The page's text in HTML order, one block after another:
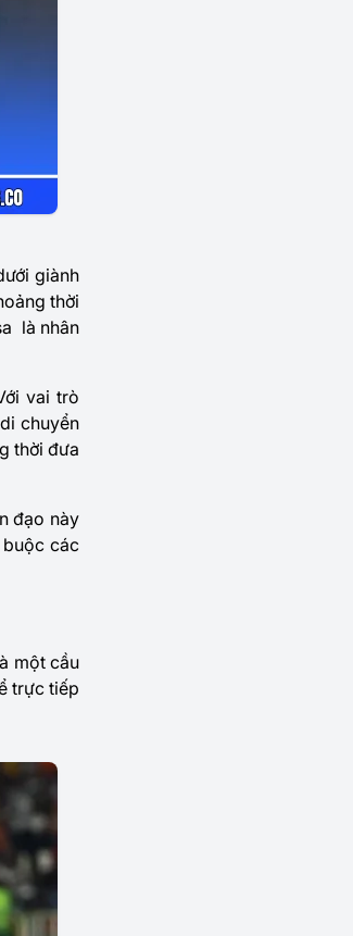
giành
thời
là nhân
vai trò
chuyển
thời đưa
đạo này
các
một cầu
trực tiếp